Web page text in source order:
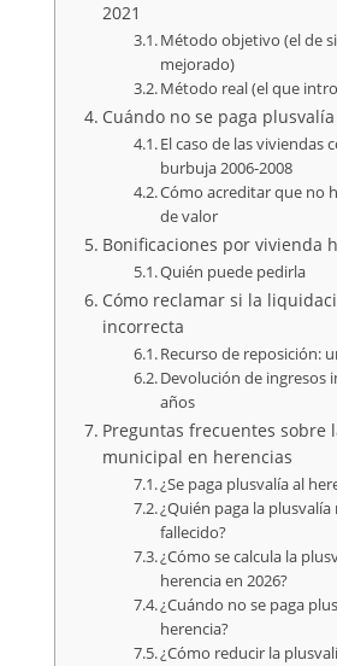
2021
Método objetivo (el de
mejorado)
Método real (el que
Cuándo no se paga plusvalía
El caso de las viviendas
burbuja 2006-2008
Cómo acreditar que no
de valor
Bonificaciones por vivienda
Quién puede pedirla
Cómo reclamar si la
incorrecta
Recurso de reposición:
Devolución de ingresos
años
Preguntas frecuentes sobre
municipal en herencias
¿Se paga plusvalía al
¿Quién paga la
fallecido?
¿Cómo se calcula la
herencia en 2026?
¿Cuándo no se paga
herencia?
¿Cómo reducir la